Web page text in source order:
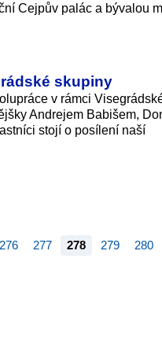
Cejpův palác a bývalou
skupiny
v rámci
Andrejem Babišem,
stojí o posílení naší
276 277 278 279 280